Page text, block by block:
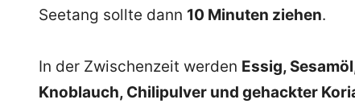
Seetang sollte dann 10 Minuten ziehen.
In der Zwischenzeit werden Essig,
Knoblauch, Chilipulver und gehackter